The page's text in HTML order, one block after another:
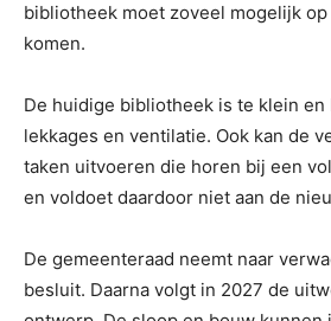
bibliotheek moet zoveel mogelijk
komen.
De huidige bibliotheek is te klein
lekkages en ventilatie. Ook kan de
taken uitvoeren die horen bij een
en voldoet daardoor niet aan de
De gemeenteraad neemt naar
besluit. Daarna volgt in 2027 de